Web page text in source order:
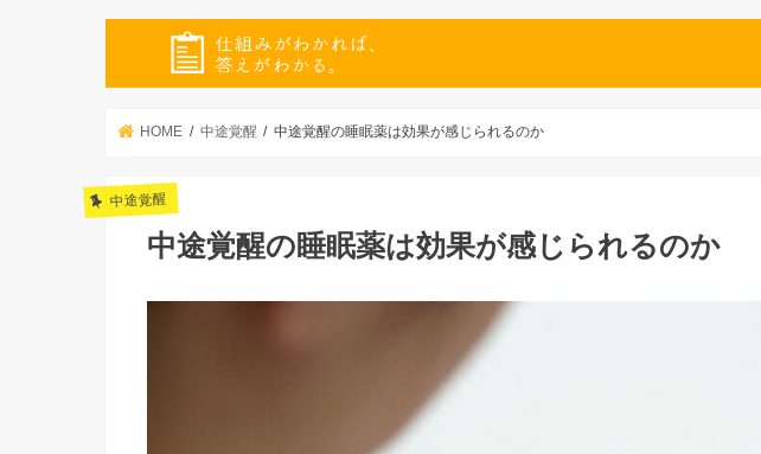
HOME 中途覚醒 中途覚醒の睡眠薬は効果が感じられるのか
中途覚醒
中途覚醒の睡眠薬は効果が感じられるのか